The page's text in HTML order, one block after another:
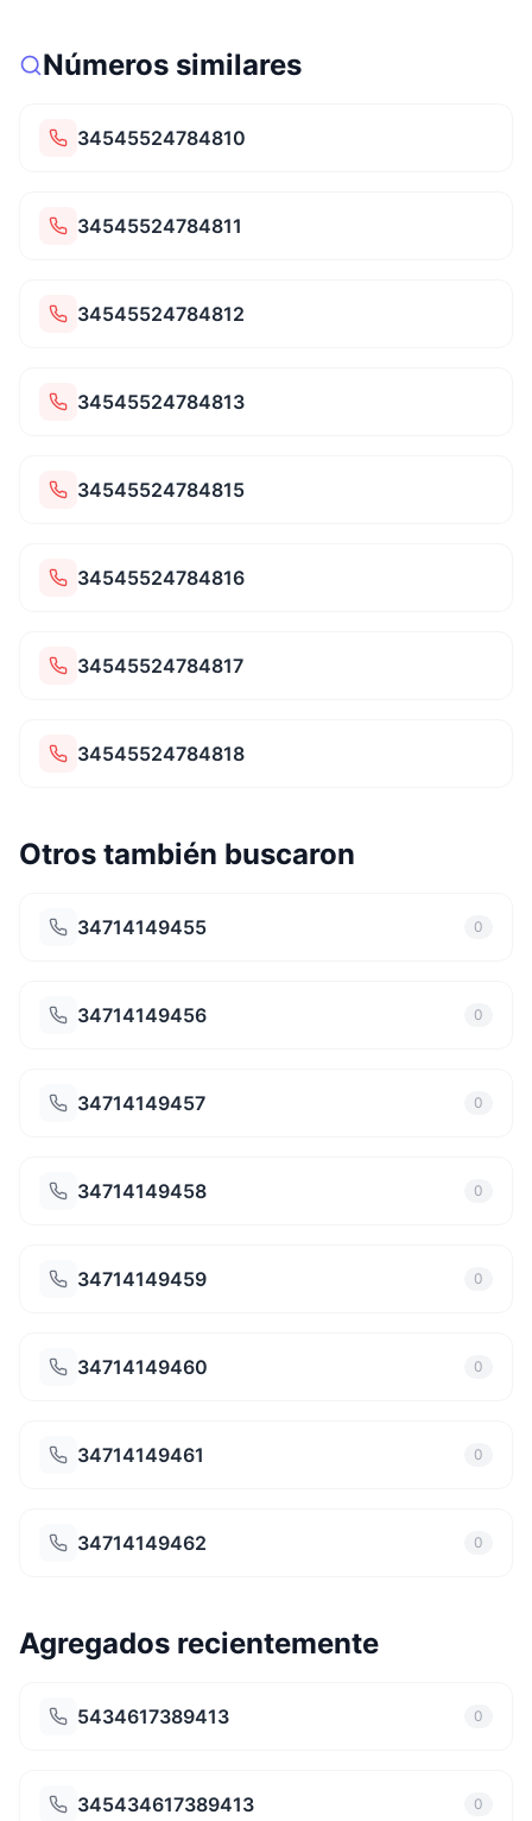
Números similares
34545524784810
34545524784811
34545524784812
34545524784813
34545524784815
34545524784816
34545524784817
34545524784818
Otros también buscaron
34714149455 0
34714149456 0
34714149457 0
34714149458 0
34714149459 0
34714149460 0
34714149461 0
34714149462 0
Agregados recientemente
5434617389413 0
345434617389413 0